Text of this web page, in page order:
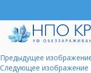
Предыдущее
Следующее изображение